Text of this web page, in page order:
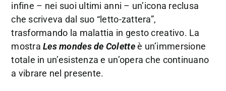
infine – nei suoi ultimi anni – un’icona reclusa
che scriveva dal suo “letto-zattera”,
trasformando la malattia in gesto creativo. La
mostraLes mondes de Coletteè un’immersione
totale in un’esistenza e un’opera che continuano
a vibrare nel presente.